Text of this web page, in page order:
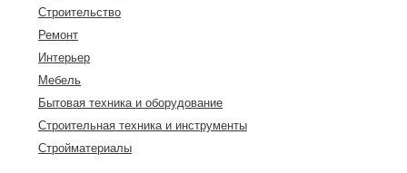
Строительство
Ремонт
Интерьер
Мебель
Бытовая техника и оборудование
Строительная техника и инструменты
Стройматериалы